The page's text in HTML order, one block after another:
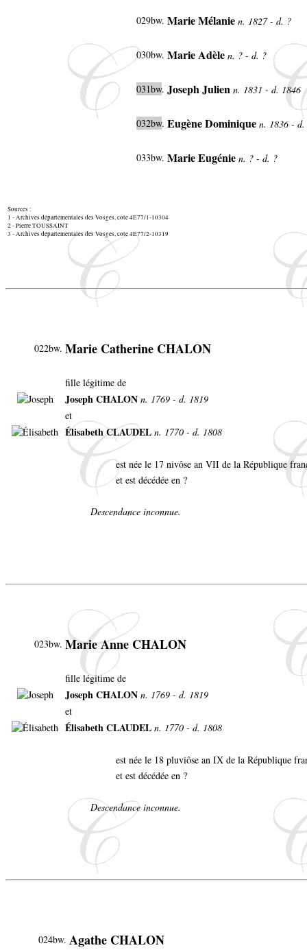
029bw. Marie Mélanie n. 1827 - d. ?
030bw. Marie Adèle n. ? - d. ?
031bw. Joseph Julien n. 1831 - d. 1846
032bw. Eugène Dominique n. 1836 -
033bw. Marie Eugénie n. ? - d. ?
Sources :
1 - Archives départementales des Vosges, cote 4E77/1-10304
2 - Pierre TOUSSAINT
3 - Archives départementales des Vosges, cote 4E77/2-10319
022bw. Marie Catherine CHALON
fille légitime de
Joseph CHALON n. 1769 - d. 1819
et
Élisabeth CLAUDEL n. 1770 - d. 1808
est née le 17 nivôse an VII de la République
et est décédée en ?
Descendance inconnue.
023bw. Marie Anne CHALON
fille légitime de
Joseph CHALON n. 1769 - d. 1819
et
Élisabeth CLAUDEL n. 1770 - d. 1808
est née le 18 pluviôse an IX de la République
et est décédée en ?
Descendance inconnue.
024bw. Agathe CHALON